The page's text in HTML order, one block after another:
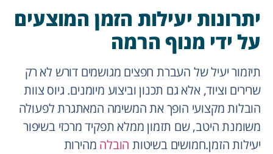
יתרונות יעילות הזמן המוצעים
על ידי מנוף הרמה
תיזמור יעיל של העברת חפצים מגושמים דורש לא רק
שרירים וציוד, אלא גם תכנון וביצוע מיומנים. גיוס צוות
הובלות מקצועי הופך את המשימה המאתגרת לפעולה
משומנת היטב, שם תזמון ממלא תפקיד מרכזי בשיפור
יעילות הזמן.חמושים בשיטות הובלה מהירות